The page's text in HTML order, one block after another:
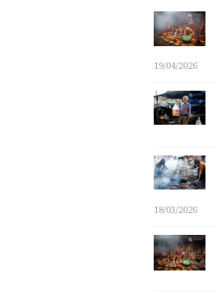
19/04/2026
18/03/2026